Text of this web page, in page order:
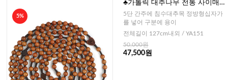
5%
♣가톨릭 대추나무 전통 사이매
듭 20단묵주-8mm
5단 간주에 침수대추목 정방형십자가
를 넣어 구분에 용이
전체길이 127cm내외 / YA151
50,000원
47,500원